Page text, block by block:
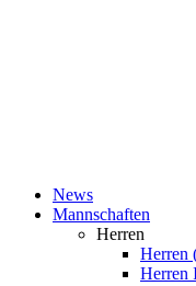
News
Mannschaften
Herren
Herren
Herren